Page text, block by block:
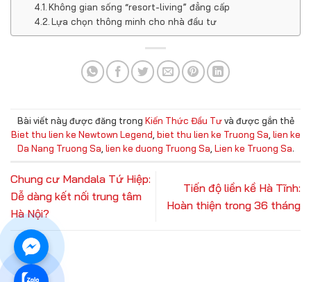
Không gian sống “resort-living” đẳng cấp
Lựa chọn thông minh cho nhà đầu tư
Bài viết này được đăng trong Kiến Thức Đầu Tưvà được gắn thẻ
Biet thu lien ke Newtown Legend biet thu lien ke Truong Sa lien ke
Da Nang Truong Sa lien ke duong Truong Sa Lien ke Truong Sa.
Chung cư Mandala Tứ Hiệp:
Dễ dàng kết nối trung tâm
Hà Nội?
Tiến độ liền kề Hà Tĩnh:
Hoàn thiện trong 36 tháng